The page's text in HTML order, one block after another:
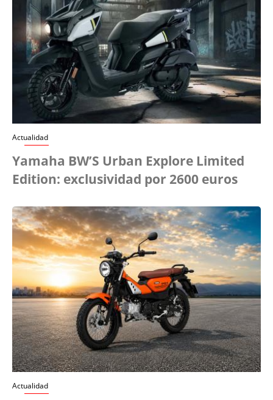
Actualidad
Yamaha BW’S Urban Explore Limited
Edition: exclusividad por 2600 euros
Actualidad